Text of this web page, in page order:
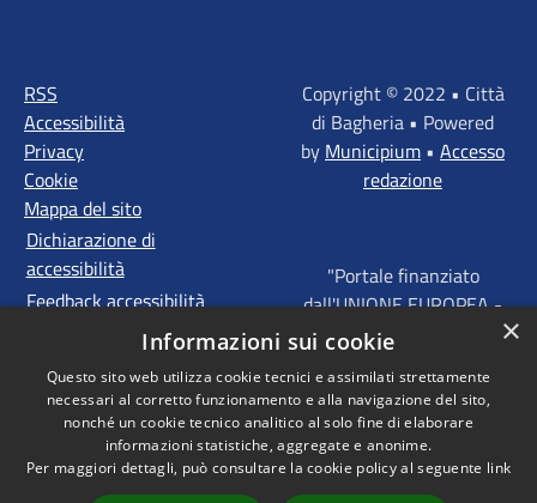
RSS
Accessibilità
Privacy
Cookie
Mappa del sito
Dichiarazione di
accessibilità
Feedback accessibilità
Copyright © 2022 • Città
di Bagheria • Powered
by Municipium • Accesso
redazione
"Portale finanziato
dall'UNIONE EUROPEA -
FONDI STRUTTURALI
EUROPEI - Programma
Operativo FESR Sicilia
2014 - 2020 Agenda
Urbana ITI "Palermo -
×
Informazioni sui cookie
Questo sito web utilizza cookie tecnici e assimilati strettamente
necessari al corretto funzionamento e alla navigazione del sito,
nonché un cookie tecnico analitico al solo fine di elaborare
informazioni statistiche, aggregate e anonime.
Per maggiori dettagli, può consultare la cookie policy al seguente link